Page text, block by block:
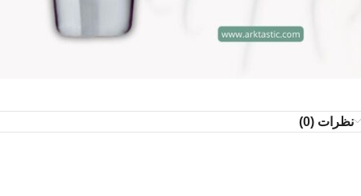
نظرات (0)